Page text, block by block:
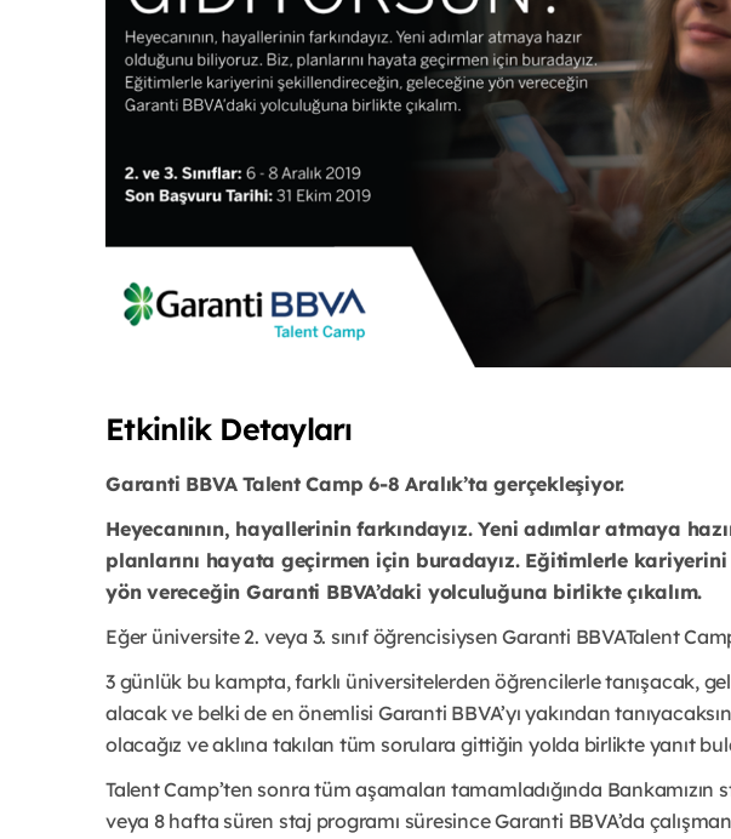
Etkinlik Detayları
Garanti BBVA Talent Camp 6-8 Aralık’ta gerçekleşiyor.
Heyecanının, hayallerinin farkındayız. Yeni adımlar atmaya
planlarını hayata geçirmen için buradayız. Eğitimlerle
yön vereceğin Garanti BBVA’daki yolculuğuna birlikte çıkalım.
Eğer üniversite 2. veya 3. sınıf öğrencisiysen Garanti BBVATalent
3 günlük bu kampta, farklı üniversitelerden öğrencilerle tanışacak,
alacak ve belki de en önemlisi Garanti BBVA’yı yakından
olacağız ve aklına takılan tüm sorulara gittiğin yolda birlikte yanıt
Talent Camp’ten sonra tüm aşamaları tamamladığında Bankamızın
veya 8 hafta süren staj programı süresince Garanti BBVA’da